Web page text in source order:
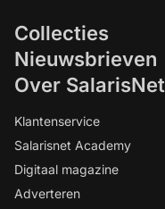
Collecties
Nieuwsbrieven
Over SalarisNet
Klantenservice
Salarisnet Academy
Digitaal magazine
Adverteren